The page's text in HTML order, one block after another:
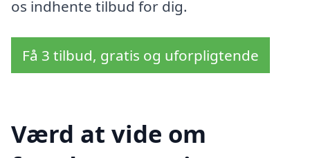
os indhente tilbud for dig.
Få 3 tilbud, gratis og uforpligtende
Værd at vide om